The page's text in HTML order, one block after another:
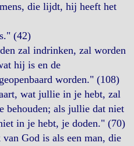
die lijdt, hij heeft het
(42)
zal indrinken, zal worden
hij is en de
worden." (108)
wat jullie in je hebt, zal
als jullie dat niet
in je hebt, je doden." (70)
God is als een man, die